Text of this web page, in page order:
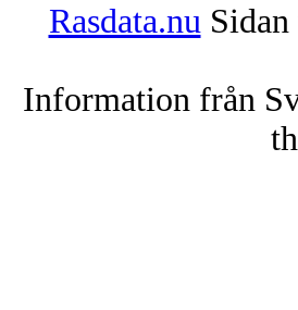
Rasdata.nu
Information från